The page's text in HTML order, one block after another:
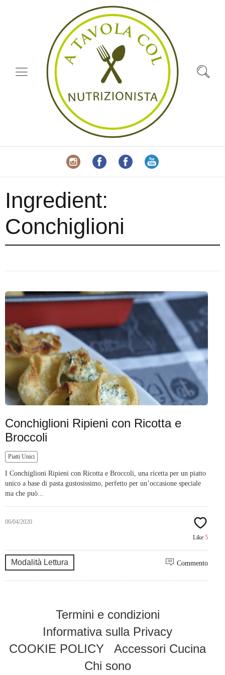
Ingredient:
Conchiglioni
Conchiglioni Ripieni con Ricotta e
Broccoli
Piatti Unici
I Conchiglioni Ripieni con Ricotta e Broccoli, una ricetta per un piatto
unico a base di pasta gustosissimo, perfetto per un’occasione speciale
ma che può...
06/04/2020
Like 5
Modalità Lettura Commento
Termini e condizioni
Informativa sulla Privacy
COOKIE POLICY
Accessori Cucina
Chi sono